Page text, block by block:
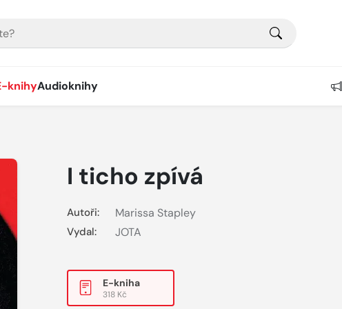
knihyAudioknihy
I ticho zpívá
Autoři: Marissa Stapley
Vydal: JOTA
E-kniha
318 Kč